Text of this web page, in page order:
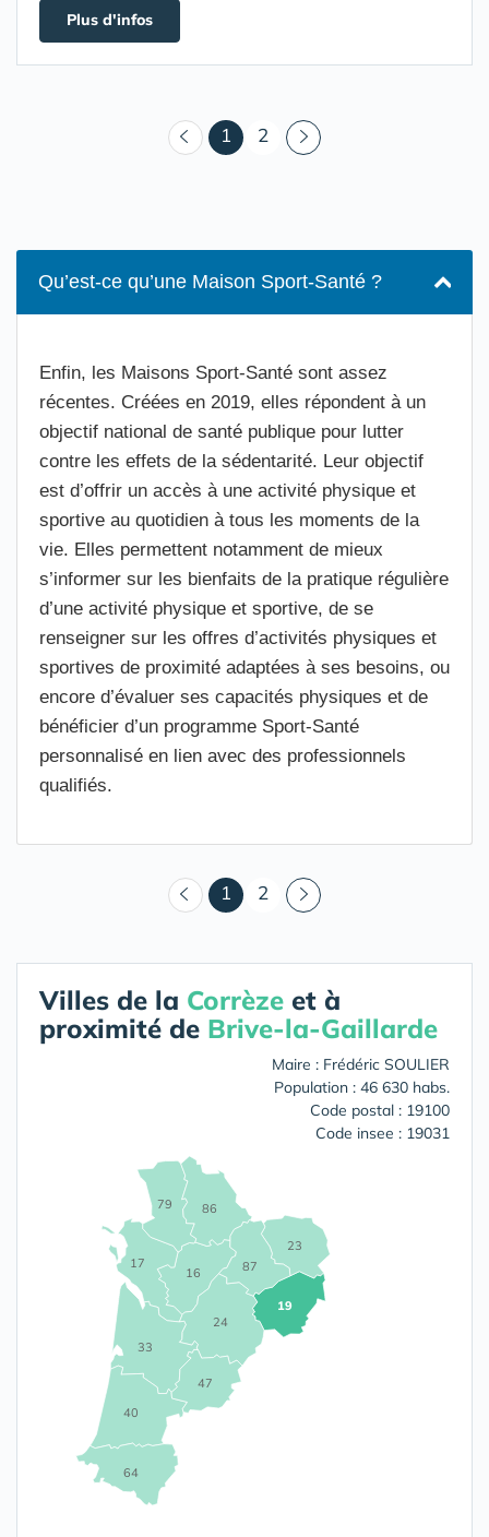
Plus d'infos
1 (courant)
2
Qu’est-ce qu’une Maison Sport-Santé ?
Enfin, les Maisons Sport-Santé sont assez
récentes. Créées en 2019, elles répondent à un
objectif national de santé publique pour lutter
contre les effets de la sédentarité. Leur objectif
est d’offrir un accès à une activité physique et
sportive au quotidien à tous les moments de la
vie. Elles permettent notamment de mieux
s’informer sur les bienfaits de la pratique régulière
d’une activité physique et sportive, de se
renseigner sur les offres d’activités physiques et
sportives de proximité adaptées à ses besoins, ou
encore d’évaluer ses capacités physiques et de
bénéficier d’un programme Sport-Santé
personnalisé en lien avec des professionnels
qualifiés.
1 (courant)
2
Villes de la Corrèze et à
proximité de Brive-la-Gaillarde
Maire : Frédéric SOULIER
Population : 46 630 habs.
Code postal : 19100
Code insee : 19031
16
17
19
23
24
33
40
47
64
79 86
87